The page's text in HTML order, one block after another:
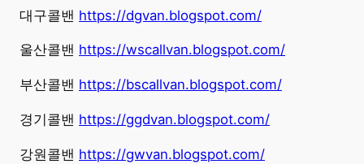
대구콜밴 https://dgvan.blogspot.com/
울산콜밴 https://wscallvan.blogspot.com/
부산콜밴 https://bscallvan.blogspot.com/
경기콜밴 https://ggdvan.blogspot.com/
강원콜밴 https://gwvan.blogspot.com/